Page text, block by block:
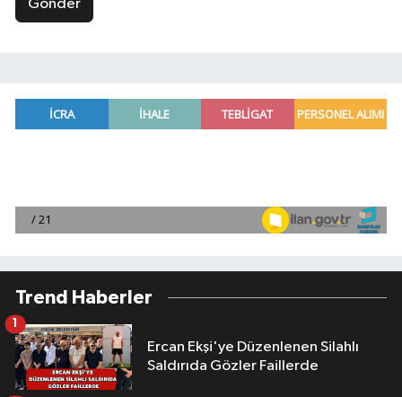
Gönder
Trend Haberler
Ercan Ekşi'ye Düzenlenen Silahlı
Saldırıda Gözler Faillerde
1